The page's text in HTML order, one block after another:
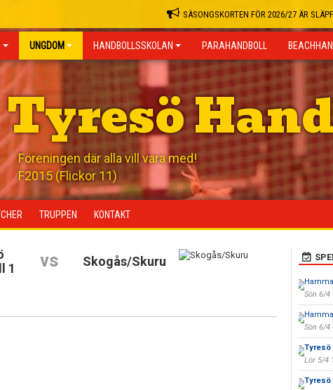
SÄSONGSKORTEN FÖR 2026/27 ÄR
UNGDOM HANDBOLLSSKOLAN PARAHANDBOLL
Tyresö
Föreningen där alla vill vara med!
F2015 (Flickor 11)
TRUPPEN KONTAKT
1
vs Skogås/Skuru
Sön 6/4
Sön 6/4
Tyresö
Lör 5/4
Tyresö